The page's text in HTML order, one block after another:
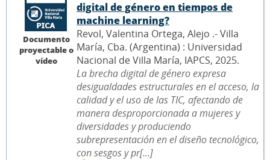
Documento
proyectable o
vídeo
digital de género en tiempos de
machine learning?
Revol, Valentina Ortega, Alejo .- Villa
María, Cba. (Argentina) : Universidad
Nacional de Villa María, IAPCS, 2025.
La brecha digital de género expresa
desigualdades estructurales en el acceso, la
calidad y el uso de las TIC, afectando de
manera desproporcionada a mujeres y
diversidades y produciendo
subrepresentación en el diseño tecnológico,
con sesgos y pr[...]